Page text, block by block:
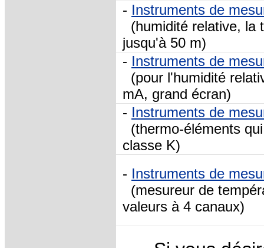
- Instruments de
(humidité relative, la
jusqu'à 50 m)
- Instruments de
(pour l'humidité
mA, grand écran)
- Instruments de
(thermo-éléments
classe K)
- Instruments de
(mesureur de
valeurs à 4 canaux)